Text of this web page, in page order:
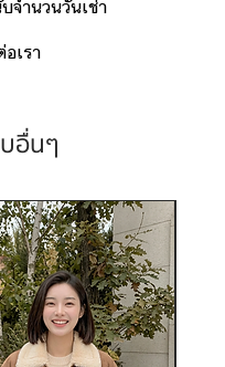
จำนวนวันเช่า
เรา
อื่นๆ